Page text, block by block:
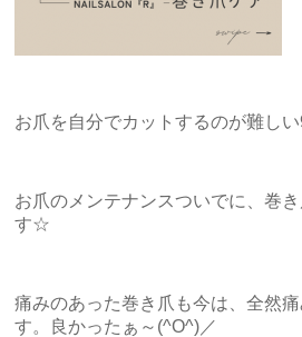
お爪を自分でカットするのが難し
お爪のメンテナンスついでに、巻
す☆
痛みのあった巻き爪も今は、全然
す。良かったぁ～(^O^)／